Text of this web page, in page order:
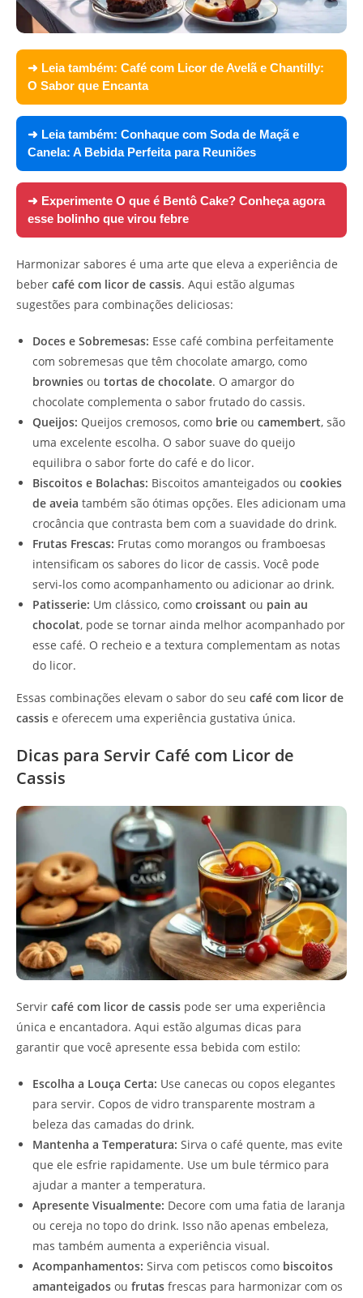
➜ Leia também: Café com Licor de Avelã e Chantilly:
O Sabor que Encanta
➜ Leia também: Conhaque com Soda de Maçã e
Canela: A Bebida Perfeita para Reuniões
➜ Experimente O que é Bentô Cake? Conheça agora
esse bolinho que virou febre
Harmonizar sabores é uma arte que eleva a experiência de
beber café com licor de cassis. Aqui estão algumas
sugestões para combinações deliciosas:
Doces e Sobremesas: Esse café combina perfeitamente
com sobremesas que têm chocolate amargo, como
brownies ou tortas de chocolate. O amargor do
chocolate complementa o sabor frutado do cassis.
Queijos: Queijos cremosos, como brie ou camembert, são
uma excelente escolha. O sabor suave do queijo
equilibra o sabor forte do café e do licor.
Biscoitos e Bolachas: Biscoitos amanteigados ou cookies
de aveia também são ótimas opções. Eles adicionam uma
crocância que contrasta bem com a suavidade do drink.
Frutas Frescas: Frutas como morangos ou framboesas
intensificam os sabores do licor de cassis. Você pode
servi-los como acompanhamento ou adicionar ao drink.
Patisserie: Um clássico, como croissant ou pain au
chocolat, pode se tornar ainda melhor acompanhado por
esse café. O recheio e a textura complementam as notas
do licor.
Essas combinações elevam o sabor do seu café com licor de
cassis e oferecem uma experiência gustativa única.
Dicas para Servir Café com Licor de
Cassis
Servir café com licor de cassis pode ser uma experiência
única e encantadora. Aqui estão algumas dicas para
garantir que você apresente essa bebida com estilo:
Escolha a Louça Certa: Use canecas ou copos elegantes
para servir. Copos de vidro transparente mostram a
beleza das camadas do drink.
Mantenha a Temperatura: Sirva o café quente, mas evite
que ele esfrie rapidamente. Use um bule térmico para
ajudar a manter a temperatura.
Apresente Visualmente: Decore com uma fatia de laranja
ou cereja no topo do drink. Isso não apenas embeleza,
mas também aumenta a experiência visual.
Acompanhamentos: Sirva com petiscos como biscoitos
amanteigados ou frutas frescas para harmonizar com os